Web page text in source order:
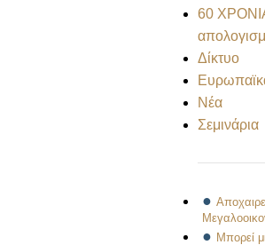
60
Δίκτυο
Νέα
Σεμινάρια
Μπορεί